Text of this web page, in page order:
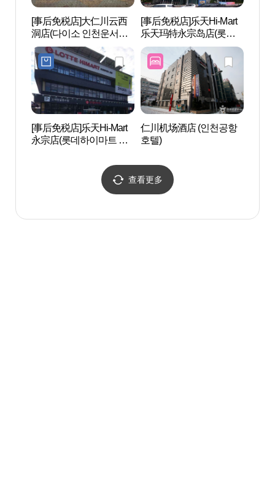
[事后免税店]大仁川云西
洞店(다이소 인천운서동
점)
[事后免税店]乐天Hi-Mart
乐天玛特永宗岛店(롯데
하이마트 롯데마트 영종
도점)
[事后免税店]乐天Hi-Mart
永宗店(롯데하이마트 영
仁川机场酒店 (인천공항
호텔)
查看更多